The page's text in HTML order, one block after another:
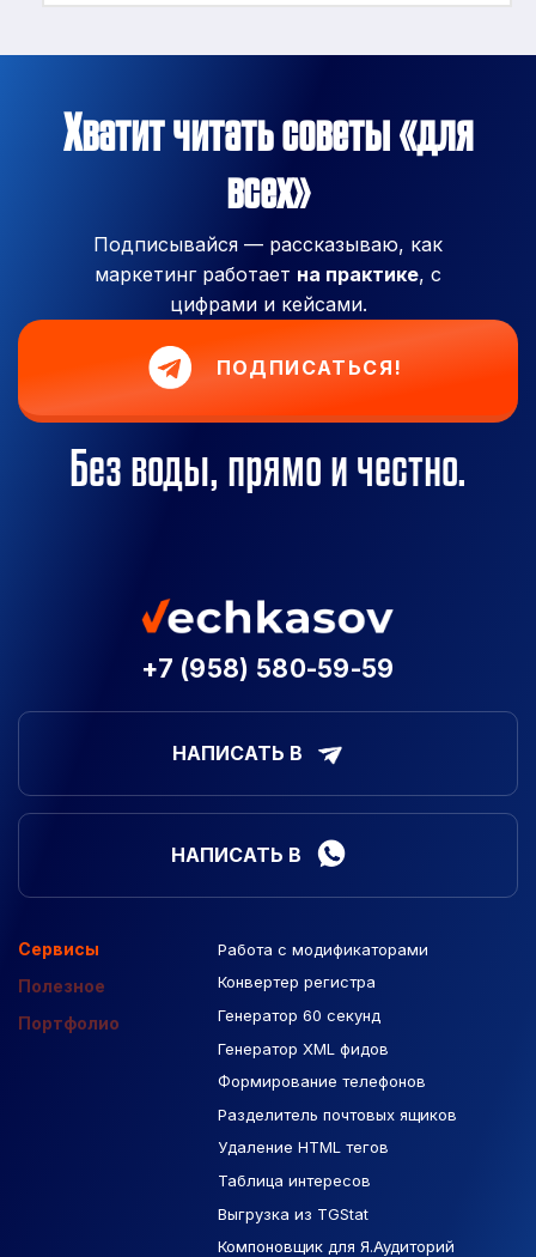
Хватит читать советы «для
всех»
Подписывайся — рассказываю, как
маркетинг работает на практике, с
цифрами и кейсами.
ПОДПИСАТЬСЯ!
Без воды, прямо и честно.
+7 (958) 580-59-59
НАПИСАТЬ В
НАПИСАТЬ В
Сервисы
Полезное
Портфолио
Работа с модификаторами
Конвертер регистра
Генератор 60 секунд
Генератор XML фидов
Формирование телефонов
Разделитель почтовых ящиков
Удаление HTML тегов
Таблица интересов
Выгрузка из TGStat
Компоновщик для Я.Аудиторий
Подборка сайтов
Макеты Figma
База Яндекс Карты
РСЯ площадки
Созданные сайты
Контекстная реклама